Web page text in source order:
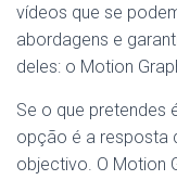
vídeos que se
abordagens e
deles: o Motion
Se o que pretendes
opção é a resposta
objectivo. O Motion